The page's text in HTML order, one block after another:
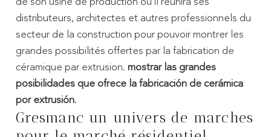
distributeurs, architectes et autres professionnels du
secteur de la construction pour pouvoir montrer les
grandes possibilités offertes par la fabrication de
céramique par extrusion. mostrar las grandes
posibilidades que ofrece la fabricación de cerámica
por extrusión.
Gresmanc un univers de marches